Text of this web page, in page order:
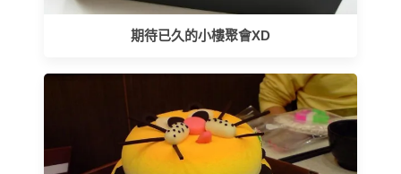
期待已久的小樓聚會XD